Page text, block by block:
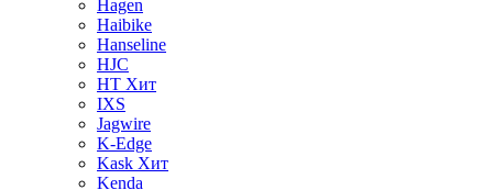
Hagen
Haibike
Hanseline
HJC
HT Хит
IXS
Jagwire
K-Edge
Kask Хит
Kenda